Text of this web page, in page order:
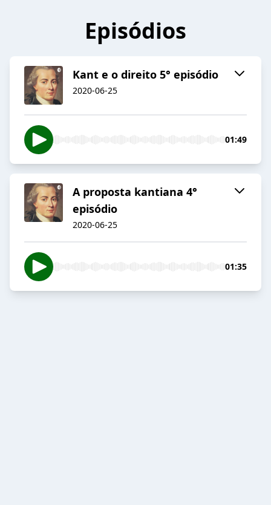
Episódios
Kant e o direito 5° episódio
2020-06-25
01:49
A proposta kantiana 4°
episódio
2020-06-25
01:35